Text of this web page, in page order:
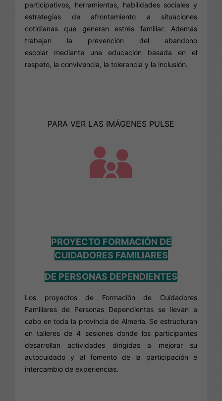
participativos, herramientas, habilidades sociales y
estrategias de afrontamiento a situaciones
cotidianas que generan estrés familiar. Además
trabajan la prevención del abandono
escolar mediante una educación basada en el
respeto, la convivencia, la tolerancia y la inclusión.
PARA VER LAS IMÁGENES PULSE
PROYECTO FORMACIÓN DE
CUIDADORES FAMILIARES
DE PERSONAS DEPENDIENTES
Los proyectos de Formación de Cuidadores
Familiares de Personas Dependientes se llevan a
cabo en toda la provincia de Almería. Se estructuran
en talleres de 4 sesiones donde los participantes
desarrollan actividades dirigidas a mejorar su
autocuidado y al fomento de la participación e
intercambio de experiencias.